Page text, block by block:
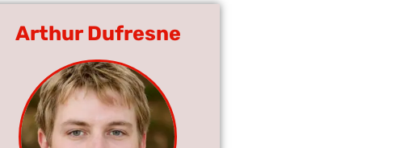
Arthur Dufresne